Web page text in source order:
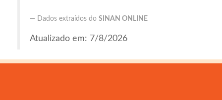
Dados extraídos doSINAN ONLINE
Atualizado em: 7/8/2026